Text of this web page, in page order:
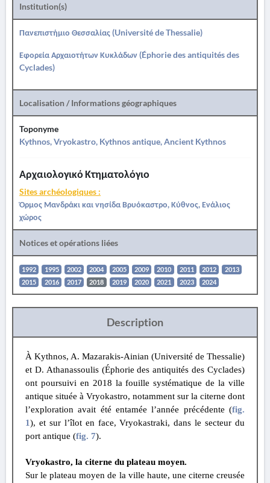
Institution(s)
Πανεπιστήμιο Θεσσαλίας (Université de Thessalie)
Εφορεία Αρχαιοτήτων Κυκλάδων (Éphorie des antiquités des
Cyclades)
Localisation / Informations géographiques
Toponyme
Kythnos, Vryokastro, Kythnos antique, Ancient Kythnos
Αρχαιολογικό Κτηματολόγιο
Sites archéologiques :
Όρμος Μανδράκι και νησίδα Βρυόκαστρο, Κύθνος, Ενάλιος
χώρος
Notices et opérations liées
1992 1995 2002 2004 2005 2009 2010 2011 2012
2013
2015
2016 2017 2018 2019 2020 2021 2023 2024
Description
À Kythnos, A. Mazarakis-Ainian (Université de Thessalie)
et D. Athanassoulis (Éphorie des antiquités des Cyclades)
ont poursuivi en 2018 la fouille systématique de la ville
antique située à Vryokastro, notamment sur la citerne dont
l’exploration avait été entamée l’année précédente (fig.
1), et sur l’îlot en face, Vryokastraki, dans le secteur du
port antique (fig. 7).
Vryokastro, la citerne du plateau moyen.
Sur le plateau moyen de la ville haute, une citerne creusée